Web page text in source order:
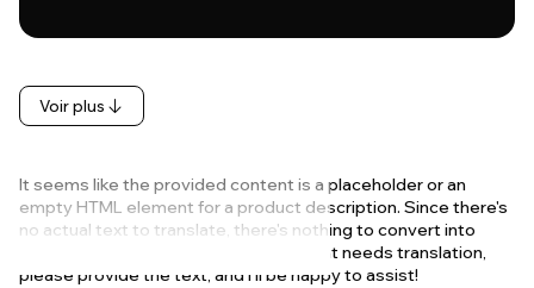
Voir plus
It seems like the provided content is a placeholder or an
empty HTML element for a product description. Since there's
no actual text to translate, there's nothing to convert into
French. If you have specific content that needs translation,
please provide the text, and I'll be happy to assist!